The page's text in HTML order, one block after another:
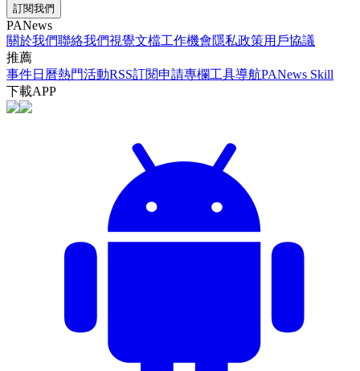
訂閱我們
PANews
關於我們聯絡我們視覺文檔工作機會隱私政策用戶協議
推薦
事件日曆熱門活動RSS訂閱申請專欄工具導航PANews Skill
下載APP